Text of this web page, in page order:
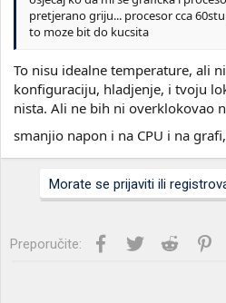
pretjerano griju... procesor cca
to moze bit do kucsita
To nisu idealne temperature, ali
konfiguraciju, hladjenje, i tvoju
nista. Ali ne bih ni overklokovao
smanjio napon i na CPU i na
Morate se prijaviti ili
Preporučite: Facebook
Twitter Reddit